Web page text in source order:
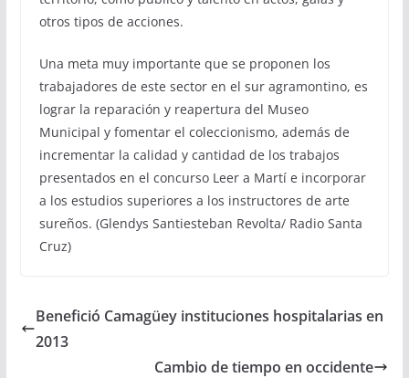
otros tipos de acciones.
Una meta muy importante que se proponen los
trabajadores de este sector en el sur agramontino, es
lograr la reparación y reapertura del Museo
Municipal y fomentar el coleccionismo, además de
incrementar la calidad y cantidad de los trabajos
presentados en el concurso Leer a Martí e incorporar
a los estudios superiores a los instructores de arte
sureños. (Glendys Santiesteban Revolta/ Radio Santa
Cruz)
Benefició Camagüey instituciones hospitalarias en
2013
Cambio de tiempo en occidente